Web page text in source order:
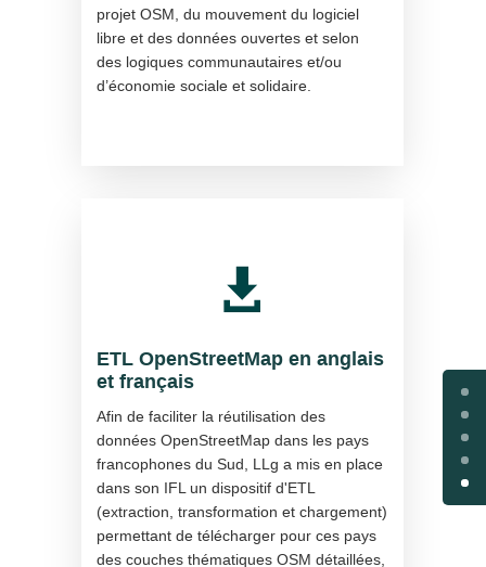
projet OSM, du mouvement du logiciel
libre et des données ouvertes et selon
des logiques communautaires et/ou
d’économie sociale et solidaire.

ETL OpenStreetMap en anglais
et français
Afin de faciliter la réutilisation des
données OpenStreetMap dans les pays
francophones du Sud, LLg a mis en place
dans son IFL un dispositif d'ETL
(extraction, transformation et chargement)
permettant de télécharger pour ces pays
des couches thématiques OSM détaillées,